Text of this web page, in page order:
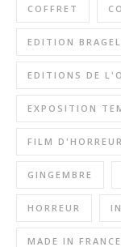
COFFRET
EDITION
EDITIONS DE
EXPOSITION
FILM D'HORREUR
GINGEMBRE
HORREUR
MADE IN FRANCE